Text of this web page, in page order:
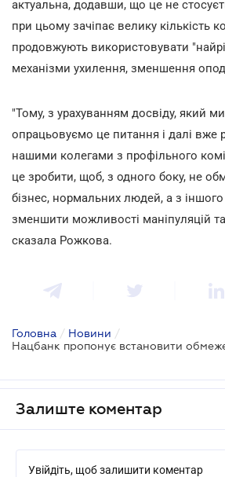
актуальна, додавши, що це не
при цьому зачіпає велику кількість
продовжують використовувати
механізми ухилення, зменшення
"Тому, з урахуванням досвіду, який
опрацьовуємо це питання і далі вже
нашими колегами з профільного
це зробити, щоб, з одного боку, не
бізнес, нормальних людей, а з іншого
зменшити можливості маніпуляцій
сказала Рожкова.
Головна / Новини /
Залиште коментар
Увійдіть, щоб залишити коментар